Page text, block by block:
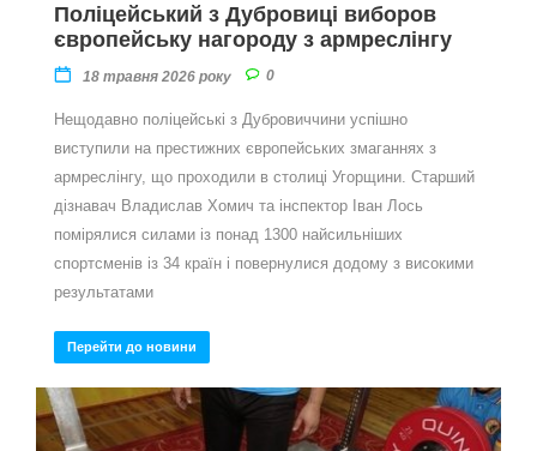
Поліцейський з Дубровиці виборов
європейську нагороду з армреслінгу
18 травня 2026 року 0
Нещодавно поліцейські з Дубровиччини успішно
виступили на престижних європейських змаганнях з
армреслінгу, що проходили в столиці Угорщини. Старший
дізнавач Владислав Хомич та інспектор Іван Лось
помірялися силами із понад 1300 найсильніших
спортсменів із 34 країн і повернулися додому з високими
результатами
Перейти до новини